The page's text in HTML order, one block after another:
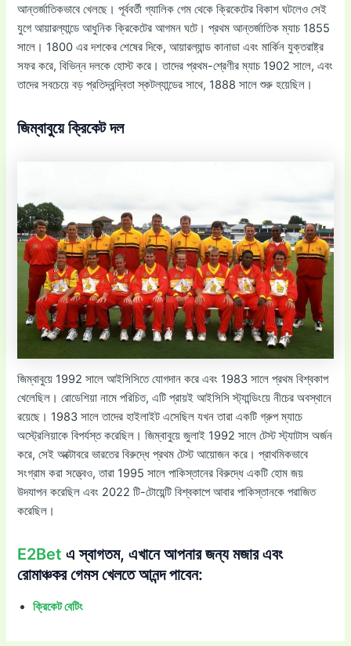
আন্তর্জাতিকভাবে খেলছে। পূর্ববর্তী গ্যালিক গেম থেকে ক্রিকেটের বিকাশ ঘটলেও সেই
যুগে আয়ারল্যান্ডে আধুনিক ক্রিকেটের আগমন ঘটে। প্রথম আন্তর্জাতিক ম্যাচ 1855
সালে। 1800 এর দশকের শেষের দিকে, আয়ারল্যান্ড কানাডা এবং মার্কিন যুক্তরাষ্ট্র
সফর করে, বিভিন্ন দলকে হোস্ট করে। তাদের প্রথম-শ্রেণীর ম্যাচ 1902 সালে, এবং
তাদের সবচেয়ে বড় প্রতিদ্বন্দ্বিতা স্কটল্যান্ডের সাথে, 1888 সালে শুরু হয়েছিল।
জিম্বাবুয়ে ক্রিকেট দল
জিম্বাবুয়ে 1992 সালে আইসিসিতে যোগদান করে এবং 1983 সালে প্রথম বিশ্বকাপ
খেলেছিল। রোডেশিয়া নামে পরিচিত, এটি প্রায়ই আইসিসি স্ট্যান্ডিংয়ে নীচের অবস্থানে
রয়েছে। 1983 সালে তাদের হাইলাইট এসেছিল যখন তারা একটি গ্রুপ ম্যাচে
অস্ট্রেলিয়াকে বিপর্যস্ত করেছিল। জিম্বাবুয়ে জুলাই 1992 সালে টেস্ট স্ট্যাটাস অর্জন
করে, সেই অক্টোবরে ভারতের বিরুদ্ধে প্রথম টেস্ট আয়োজন করে। প্রাথমিকভাবে
সংগ্রাম করা সত্ত্বেও, তারা 1995 সালে পাকিস্তানের বিরুদ্ধে একটি হোম জয়
উদযাপন করেছিল এবং 2022 টি-টোয়েন্টি বিশ্বকাপে আবার পাকিস্তানকে পরাজিত
করেছিল।
E2Bet এ স্বাগতম, এখানে আপনার জন্য মজার এবং
রোমাঞ্চকর গেমস খেলতে আনন্দ পাবেন:
ক্রিকেট বেটিং